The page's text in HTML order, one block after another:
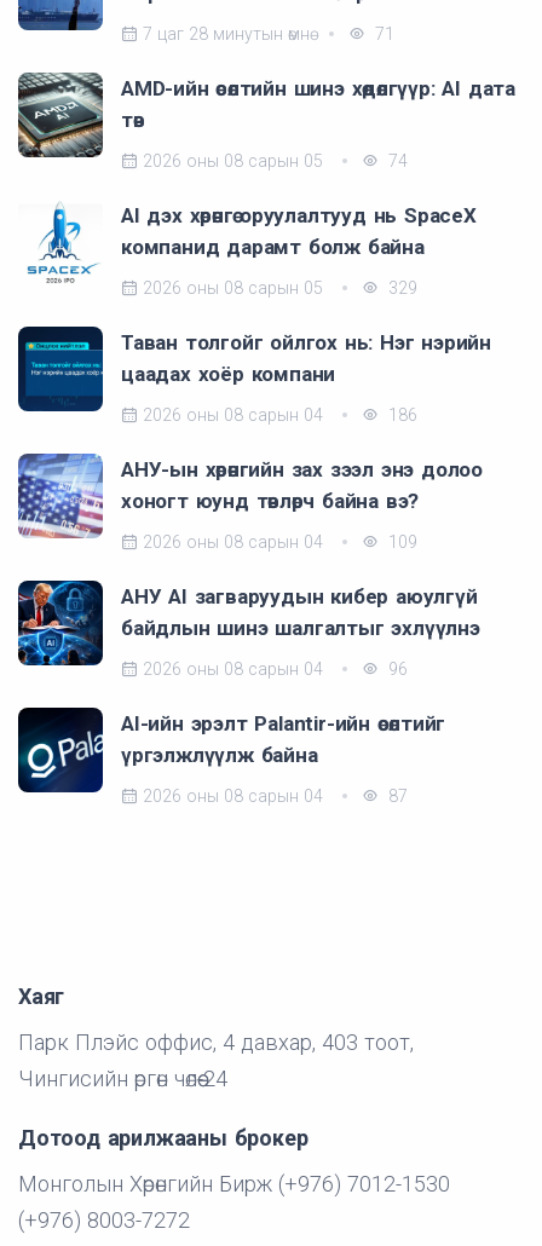
7 цаг 28 минутын өмнө 71
AMD-ийн өсөлтийн шинэ хөдөлгүүр: AI дата
төв
2026 оны 08 сарын 05 74
AI дэх хөрөнгө оруулалтууд нь SpaceX
компанид дарамт болж байна
2026 оны 08 сарын 05 329
Таван толгойг ойлгох нь: Нэг нэрийн
цаадах хоёр компани
2026 оны 08 сарын 04 186
АНУ-ын хөрөнгийн зах зээл энэ долоо
хоногт юунд төвлөрч байна вэ?
2026 оны 08 сарын 04 109
АНУ AI загваруудын кибер аюулгүй
байдлын шинэ шалгалтыг эхлүүлнэ
2026 оны 08 сарын 04 96
AI-ийн эрэлт Palantir-ийн өсөлтийг
үргэлжлүүлж байна
2026 оны 08 сарын 04 87
Хаяг
Парк Плэйс оффис, 4 давхар, 403 тоот,
Чингисийн өргөн чөлөө-24
Дотоод арилжааны брокер
Монголын Хөрөнгийн Бирж (+976) 7012-1530
(+976) 8003-7272